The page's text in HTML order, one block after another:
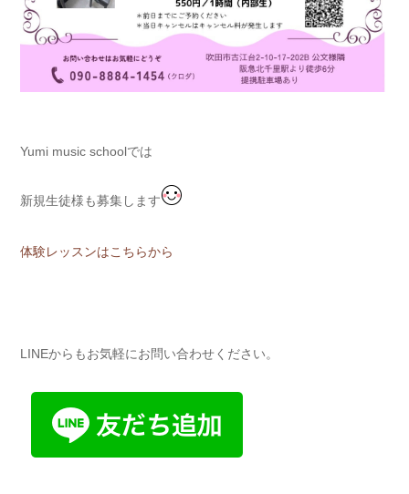
Yumi music schoolでは
新規生徒様も募集します
体験レッスンはこちらから
LINEからもお気軽にお問い合わせください。